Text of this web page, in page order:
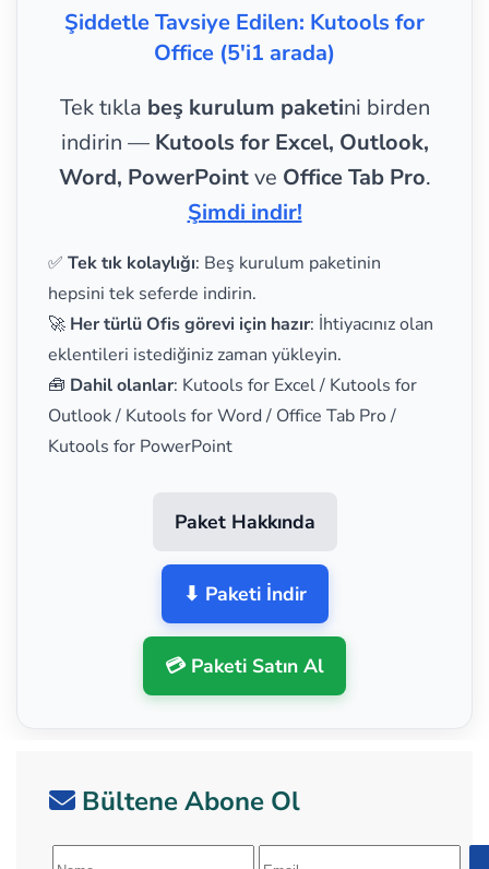
Şiddetle Tavsiye Edilen: Kutools for
Office (5'i1 arada)
Tek tıkla beş kurulum paketini birden
indirin — Kutools for Excel, Outlook,
Word, PowerPointve Office Tab Pro.
Şimdi indir!
✅ Tek tık kolaylığı: Beş kurulum paketinin
hepsini tek seferde indirin.
🚀 Her türlü Ofis görevi için hazır: İhtiyacınız olan
eklentileri istediğiniz zaman yükleyin.
🧰 Dahil olanlar: Kutools for Excel / Kutools for
Outlook / Kutools for Word / Office Tab Pro /
Kutools for PowerPoint
Paket Hakkında
⬇ Paketi İndir
💳 Paketi Satın Al
Bültene Abone Ol